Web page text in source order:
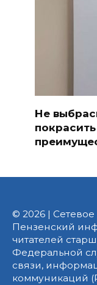
Не
© 2026 |
Пензенский
читателей
Федеральной
связи,
коммуникаций